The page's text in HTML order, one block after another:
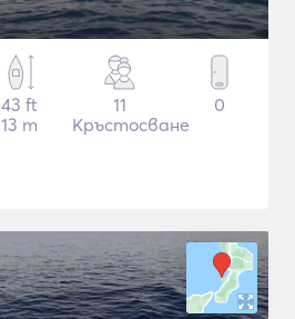
43 ft
13 m
11
Кръстосване
0